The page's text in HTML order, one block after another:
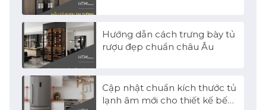
Hướng dẫn cách trưng bày tủ
rượu đẹp chuẩn châu Âu
Cập nhật chuẩn kích thước tủ
lạnh âm mới cho thiết kế bếp